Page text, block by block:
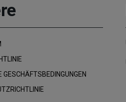
GESCHÄFTSBEDINGUNGEN